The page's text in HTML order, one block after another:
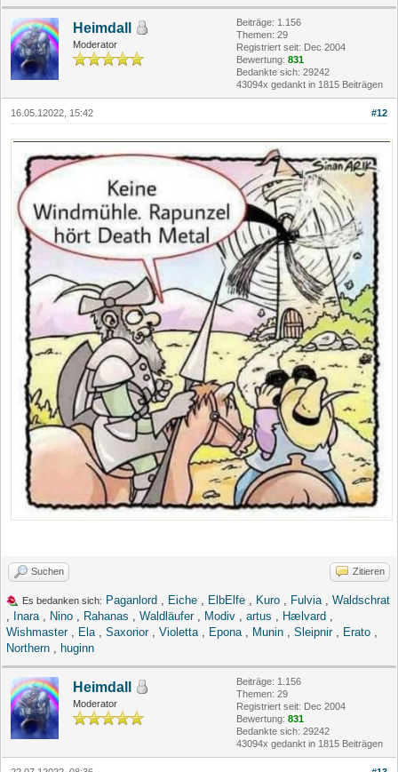
Heimdall
Moderator
Beiträge: 1.156
Themen: 29
Registriert seit: Dec 2004
Bewertung: 831
Bedankte sich: 29242
43094x gedankt in 1815 Beiträgen
#12
16.05.12022, 15:42
Suchen Zitieren
Es bedanken sich: Paganlord Eiche ElbElfe Kuro Fulvia
Waldschrat
Inara Nino Rahanas Waldläufer, Modiv artus Hælvard
Wishmaster, Ela Saxorior, Violetta Epona Munin Sleipnir, Erato
Northern
huginn
Heimdall
Moderator
Beiträge: 1.156
Themen: 29
Registriert seit: Dec 2004
Bewertung: 831
Bedankte sich: 29242
43094x gedankt in 1815 Beiträgen